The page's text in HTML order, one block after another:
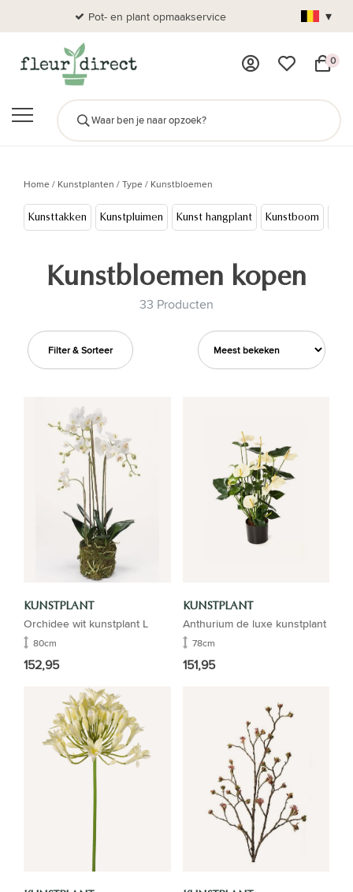
Pot- en plant opmaakservice ▾
0
Home/ Kunstplanten /Type/ Kunstbloemen
Kunsttakken Kunstpluimen Kunst hangplant Kunstboom
Kunstbloemen kopen
33 Producten
Filter & Sorteer
KUNSTPLANT
Orchidee wit kunstplant L
80cm
152,95
KUNSTPLANT
Anthurium de luxe kunstplant
78cm
151,95